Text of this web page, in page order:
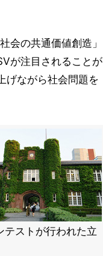
会の共通価値創造」
が注目されることが
げながら社会問題を
テストが行われた立